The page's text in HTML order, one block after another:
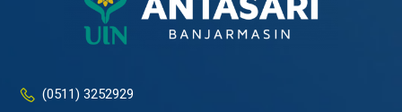
(0511) 3252929